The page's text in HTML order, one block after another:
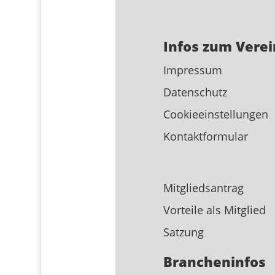
Infos zum
Impressum
Datenschutz
Cookieeinstellungen
Kontaktformular
Mitgliedsantrag
Vorteile als Mitglied
Satzung
Brancheninfos